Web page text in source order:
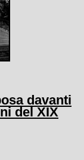
davanti
del XIX